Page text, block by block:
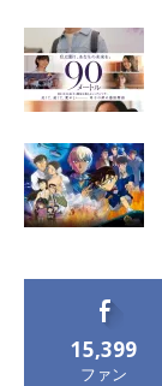
15,399
ファン